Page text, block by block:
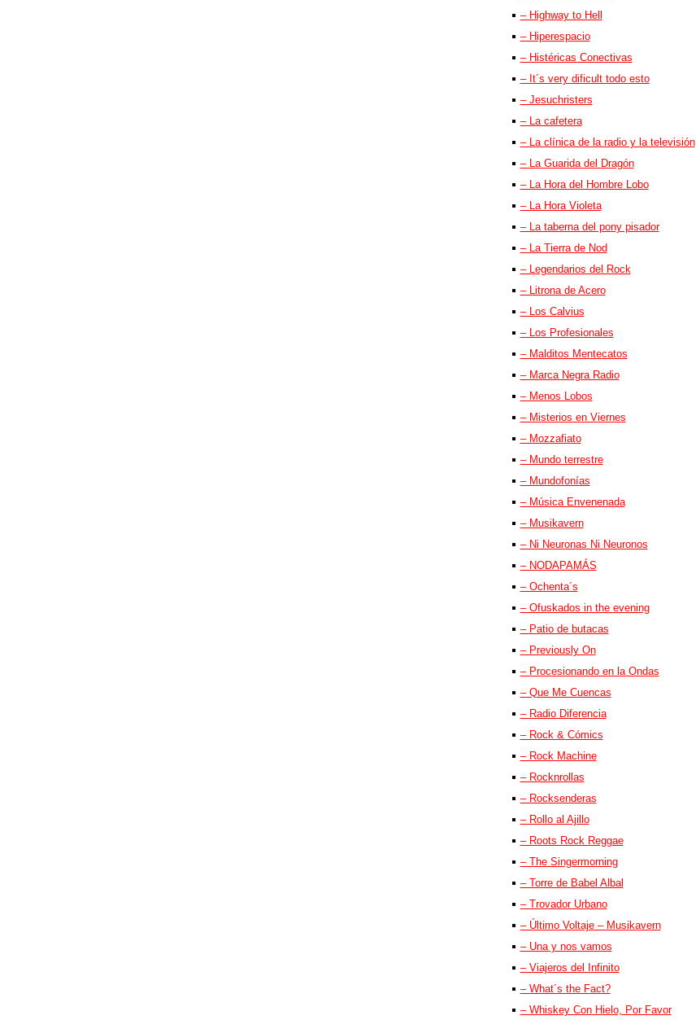
– Highway to Hell
– Hiperespacio
– Histéricas Conectivas
– It´s very dificult todo esto
– Jesuchristers
– La cafetera
– La clínica de la radio y la televisión
– La Guarida del Dragón
– La Hora del Hombre Lobo
– La Hora Violeta
– La taberna del pony pisador
– La Tierra de Nod
– Legendarios del Rock
– Litrona de Acero
– Los Calvius
– Los Profesionales
– Malditos Mentecatos
– Marca Negra Radio
– Menos Lobos
– Misterios en Viernes
– Mozzafiato
– Mundo terrestre
– Mundofonías
– Música Envenenada
– Musikavern
– Ni Neuronas Ni Neuronos
– NODAPAMÁS
– Ochenta´s
– Ofuskados in the evening
– Patio de butacas
– Previously On
– Procesionando en la Ondas
– Que Me Cuencas
– Radio Diferencia
– Rock & Cómics
– Rock Machine
– Rocknrollas
– Rocksenderas
– Rollo al Ajillo
– Roots Rock Reggae
– The Singermorning
– Torre de Babel Albal
– Trovador Urbano
– Último Voltaje – Musikavern
– Una y nos vamos
– Viajeros del Infinito
– What´s the Fact?
– Whiskey Con Hielo, Por Favor